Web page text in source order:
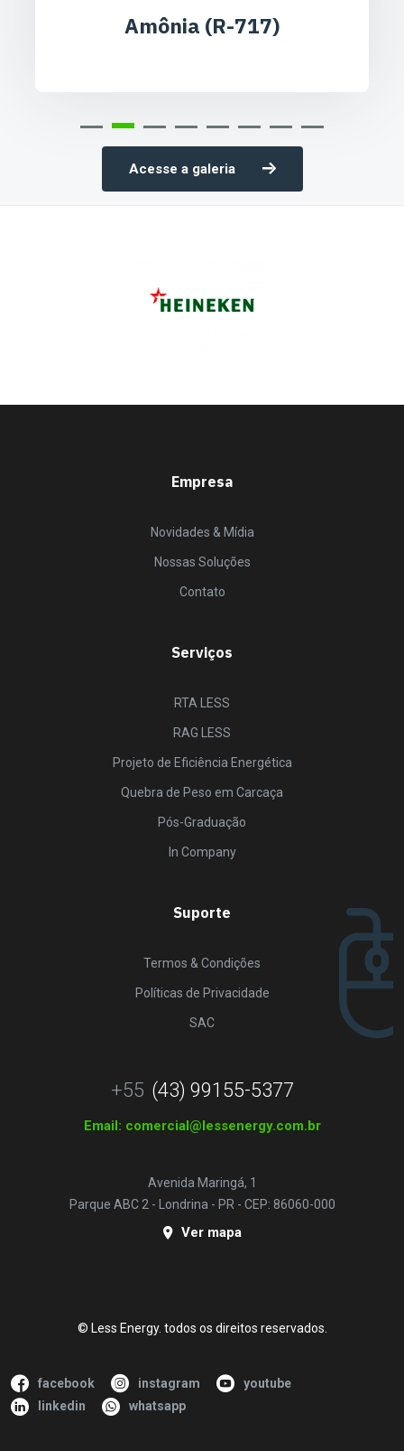
Amônia (R-717)
Acesse a galeria
Empresa
Novidades & Mídia
Nossas Soluções
Contato
Serviços
RTA LESS
RAG LESS
Projeto de Eficiência Energética
Quebra de Peso em Carcaça
Pós-Graduação
In Company
Suporte
Termos & Condições
Políticas de Privacidade
SAC
+55 (43) 99155-5377
Email: comercial@lessenergy.com.br
Avenida Maringá, 1
Parque ABC 2 - Londrina - PR - CEP: 86060-000
Ver mapa
© Less Energy. todos os direitos reservados.
facebook instagram
youtube
linkedin
whatsapp